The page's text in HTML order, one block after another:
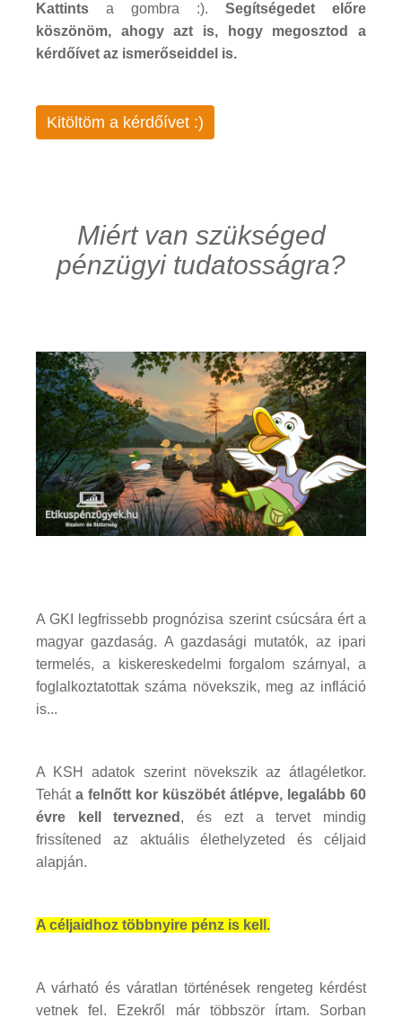
Kattints a gombra :). Segítségedet előre
köszönöm, ahogy azt is, hogy megosztod a
kérdőívet az ismerőseiddel is.
Kitöltöm a kérdőívet :)
Miért van szükséged
pénzügyi tudatosságra?
A GKI legfrissebb prognózisa szerint csúcsára ért a
magyar gazdaság. A gazdasági mutatók, az ipari
termelés, a kiskereskedelmi forgalom szárnyal, a
foglalkoztatottak száma növekszik, meg az infláció
is...
A KSH adatok szerint növekszik az átlagéletkor.
Tehát a felnőtt kor küszöbét átlépve, legalább 60
évre kell tervezned , és ezt a tervet mindig
frissítened az aktuális élethelyzeted és céljaid
alapján.
A céljaidhoz többnyire pénz is kell.
A várható és váratlan történések rengeteg kérdést
vetnek fel. Ezekről már többször írtam. Sorban